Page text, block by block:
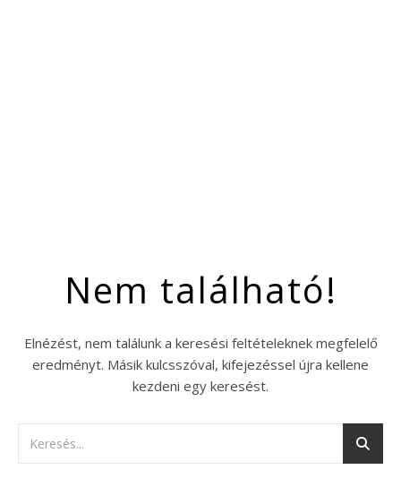
Nem található!
Elnézést, nem találunk a keresési feltételeknek megfelelő
eredményt. Másik kulcsszóval, kifejezéssel újra kellene
kezdeni egy keresést.